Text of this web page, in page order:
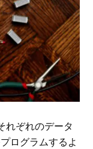
れぞれのデータ
ログラムするよ